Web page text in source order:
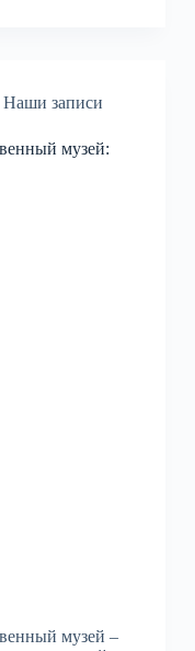
Наши записи
музей:
музей –